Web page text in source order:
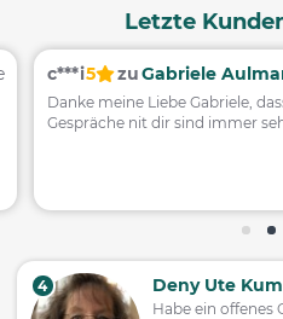
Letzte
c***i5 zuGabriele
Danke meine Liebe Gabriele,
Gespräche nit dir sind immer
4 Deny Ute
Habe ein offenes